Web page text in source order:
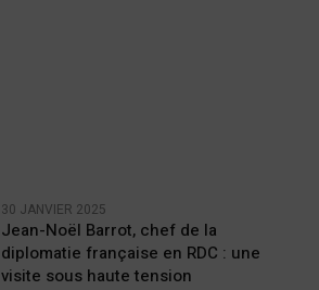
30 JANVIER 2025
Jean-Noël Barrot, chef de la
diplomatie française en RDC : une
visite sous haute tension